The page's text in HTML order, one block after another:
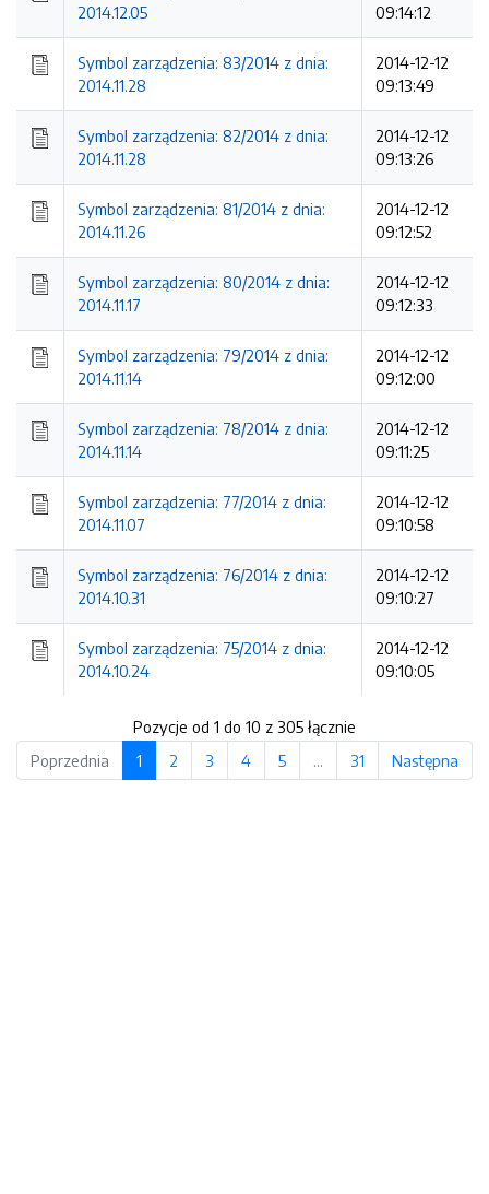
2014.12.05
09:14:12
Symbol zarządzenia: 83/2014 z dnia:
2014.11.28
2014-12-12
09:13:49
Symbol zarządzenia: 82/2014 z dnia:
2014.11.28
2014-12-12
09:13:26
Symbol zarządzenia: 81/2014 z dnia:
2014.11.26
2014-12-12
09:12:52
Symbol zarządzenia: 80/2014 z dnia:
2014.11.17
2014-12-12
09:12:33
Symbol zarządzenia: 79/2014 z dnia:
2014.11.14
2014-12-12
09:12:00
Symbol zarządzenia: 78/2014 z dnia:
2014.11.14
2014-12-12
09:11:25
Symbol zarządzenia: 77/2014 z dnia:
2014.11.07
2014-12-12
09:10:58
Symbol zarządzenia: 76/2014 z dnia:
2014.10.31
2014-12-12
09:10:27
Symbol zarządzenia: 75/2014 z dnia:
2014.10.24
2014-12-12
09:10:05
Pozycje od 1 do 10 z 305 łącznie
Poprzednia
1 2 3 4 5 … 31 Następna